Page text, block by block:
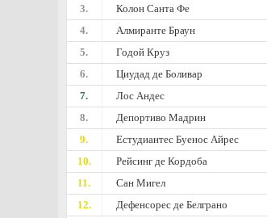
3.
Колон Санта Фе
4.
Алмиранте Браун
5.
Годой Круз
6.
Циудад де Боливар
7.
Лос Андес
8.
Депортиво Мадрин
9.
Естудиантес Буенос Айрес
10.
Рейсинг де Кордоба
11.
Сан Мигел
12.
Дефенсорес де Белграно